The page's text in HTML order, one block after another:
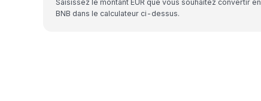
Saisissez le montant EUR que vous souhaitez convertir en
BNB dans le calculateur ci-dessus.